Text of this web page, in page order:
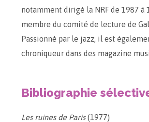
notamment dirigé la NRF de 1987 à
membre du comité de lecture de
Passionné par le jazz, il est
chroniqueur dans des magazine
Bibliographie
Les ruines de Paris(1977)